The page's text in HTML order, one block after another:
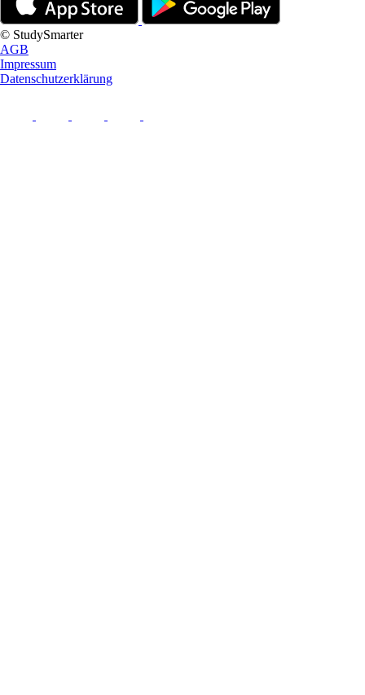
© StudySmarter
AGB
Impressum
Datenschutzerklärung